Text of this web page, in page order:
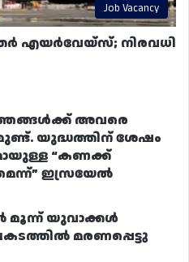
Job Vacancy
എയർവേയ്‌സ്; നിരവധി
അവരെ
യുദ്ധത്തിന് ശേഷം
“കണക്ക്
ഇസ്രയേൽ
മൂന്ന് യുവാക്കൾ
മരണപ്പെട്ടു